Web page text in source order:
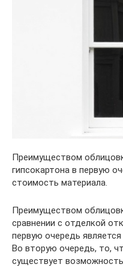
Преимуществом
гипсокартона в первую
стоимость материала.
Преимуществом
сравнении с отделкой
первую очередь
Во вторую очередь, то,
существует